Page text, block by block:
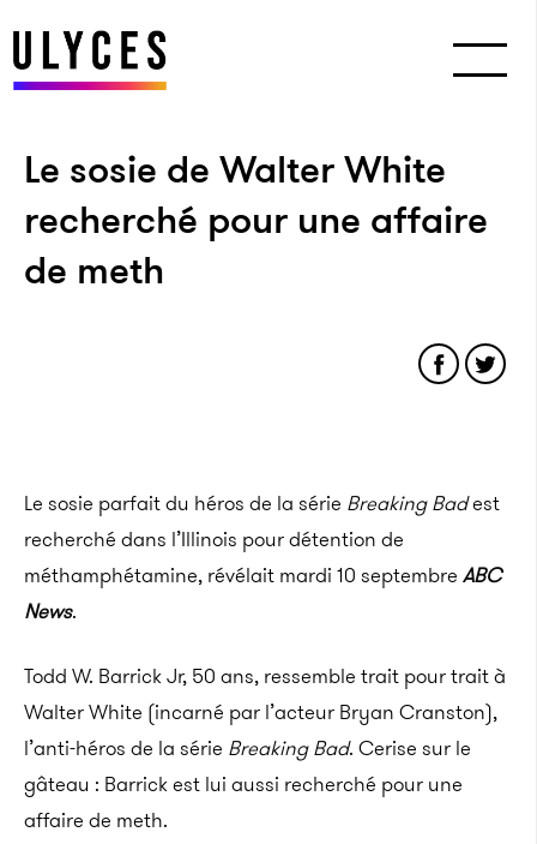
Le sosie de Walter White
recherché pour une affaire
de meth
Le sosie parfait du héros de la série Breaking Badest
recherché dans l’Illinois pour détention de
méthamphétamine, révélait mardi 10 septembre ABC
News.
Todd W. Barrick Jr, 50 ans, ressemble trait pour trait à
Walter White (incarné par l’acteur Bryan Cranston),
l’anti-héros de la série Breaking Bad. Cerise sur le
gâteau : Barrick est lui aussi recherché pour une
affaire de meth.